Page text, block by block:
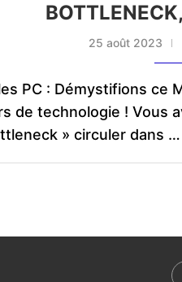
25 août 2023
PC : Démystifions ce
de technologie ! Vous
» circuler dans …